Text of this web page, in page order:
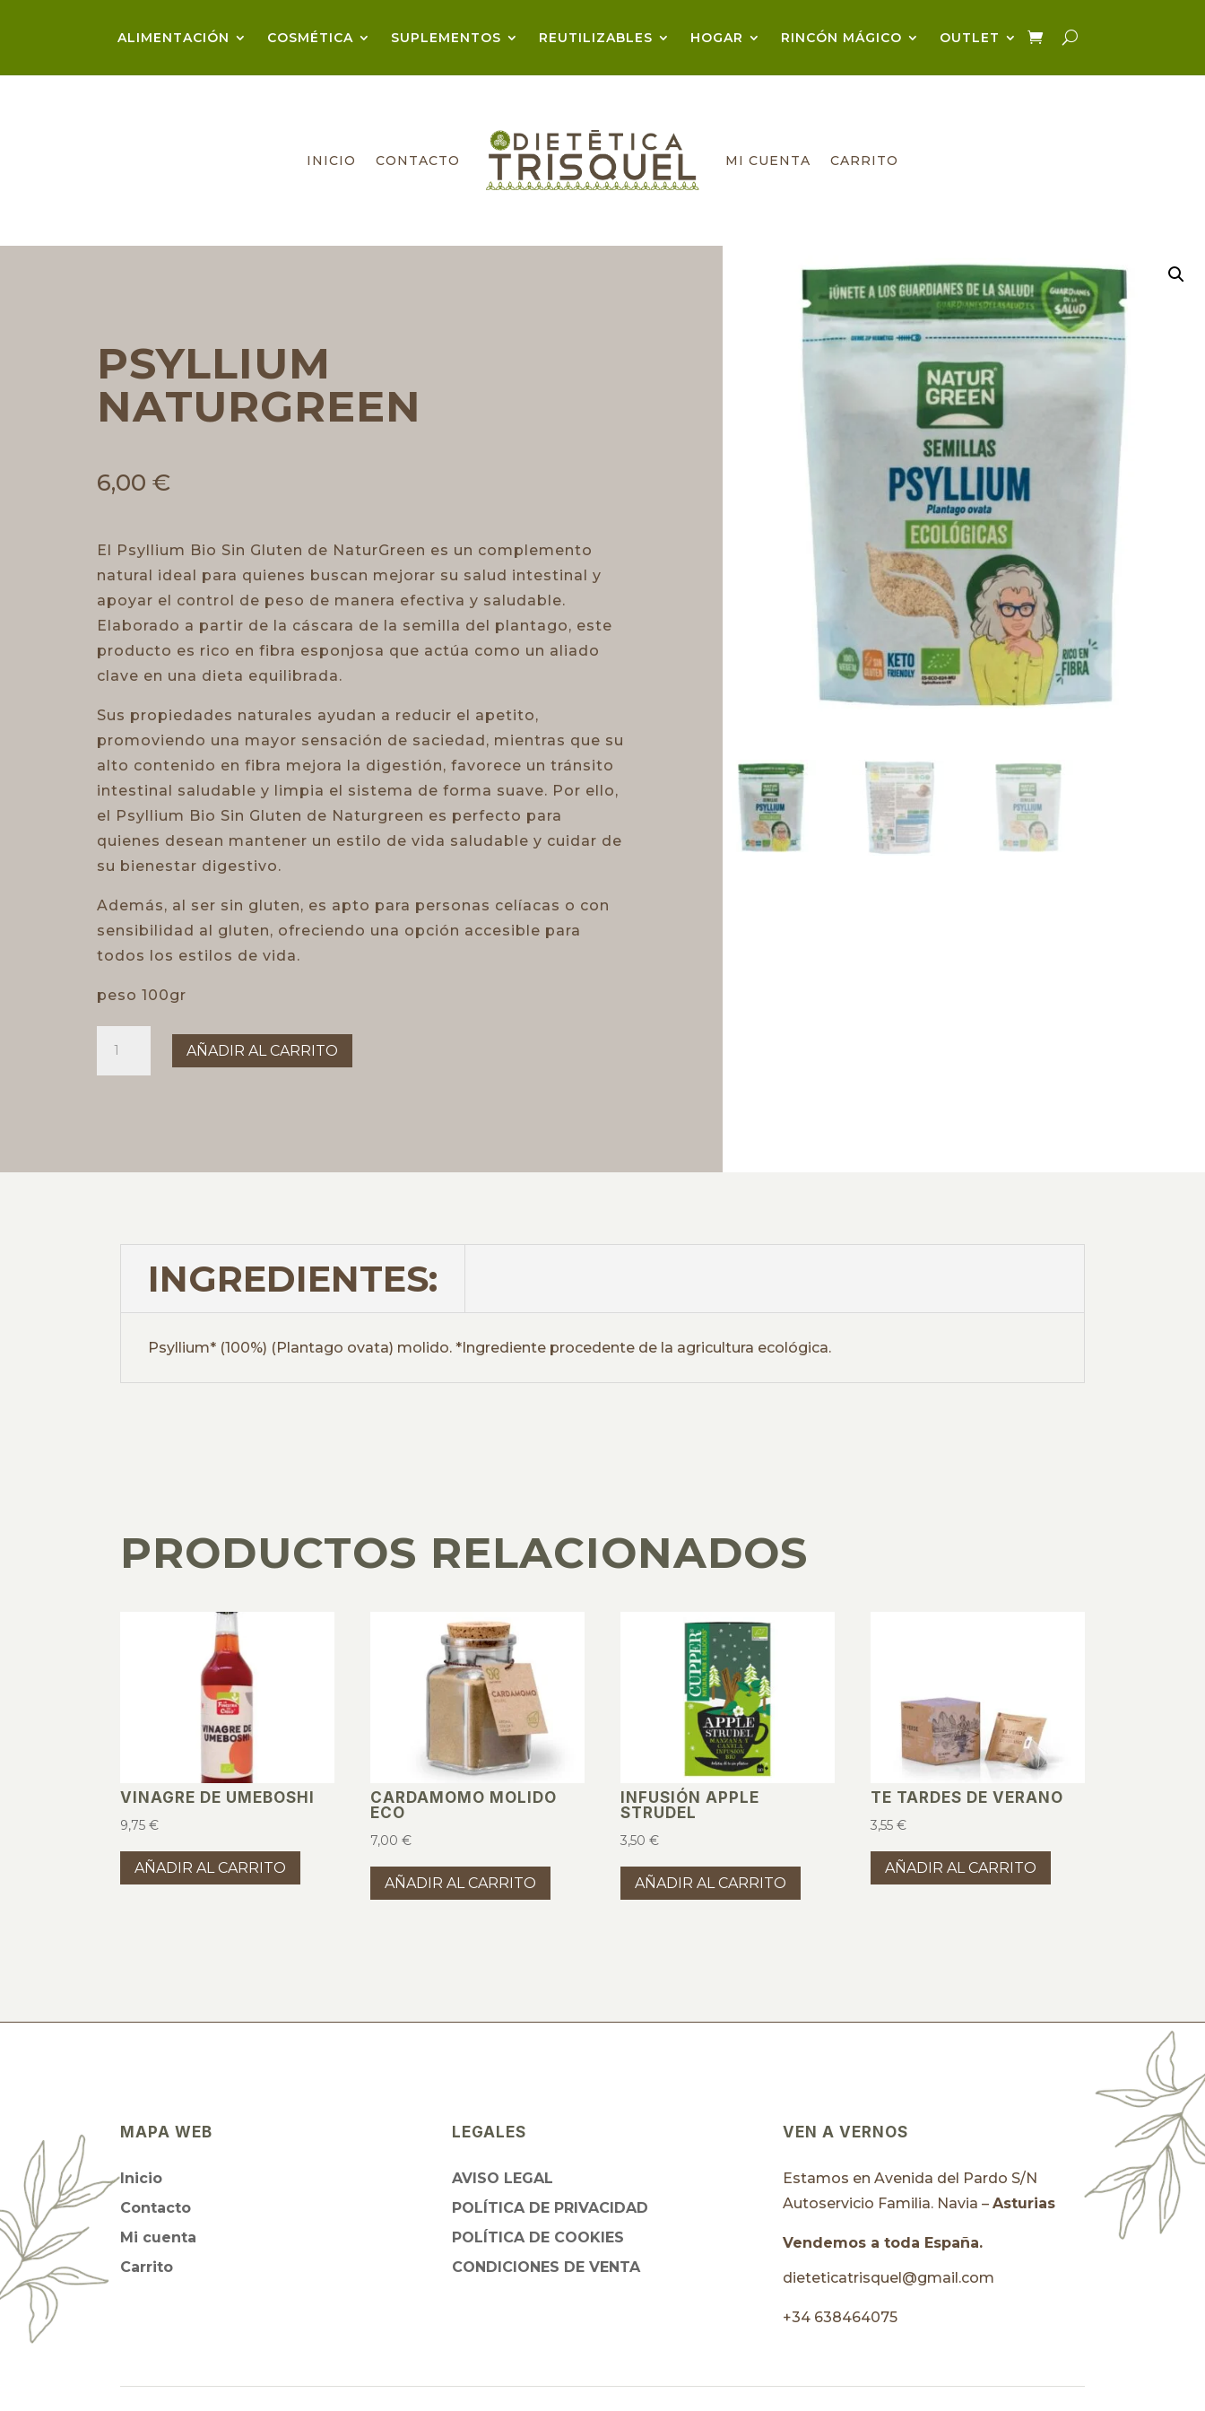
ALIMENTACIÓN COSMÉTICA SUPLEMENTOS REUTILIZABLES HOGAR RINCÓN MÁGICO OUTLET
INICIO CONTACTO MI CUENTA CARRITO
PSYLLIUM
NATURGREEN
6,00 €
El Psyllium Bio Sin Gluten de NaturGreen es un complemento
natural ideal para quienes buscan mejorar su salud intestinal y
apoyar el control de peso de manera efectiva y saludable.
Elaborado a partir de la cáscara de la semilla del plantago, este
producto es rico en fibra esponjosa que actúa como un aliado
clave en una dieta equilibrada.
Sus propiedades naturales ayudan a reducir el apetito,
promoviendo una mayor sensación de saciedad, mientras que su
alto contenido en fibra mejora la digestión, favorece un tránsito
intestinal saludable y limpia el sistema de forma suave. Por ello,
el Psyllium Bio Sin Gluten de Naturgreen es perfecto para
quienes desean mantener un estilo de vida saludable y cuidar de
su bienestar digestivo.
Además, al ser sin gluten, es apto para personas celíacas o con
sensibilidad al gluten, ofreciendo una opción accesible para
todos los estilos de vida.
peso 100gr
naturgreen
cantidad
AÑADIR AL CARRITO
INGREDIENTES:
Psyllium* (100%) (Plantago ovata) molido. *Ingrediente procedente de la agricultura ecológica.
PRODUCTOS RELACIONADOS
VINAGRE DE UMEBOSHI
9,75€
AÑADIR AL CARRITO
CARDAMOMO MOLIDO
ECO
7,00€
AÑADIR AL CARRITO
INFUSIÓN APPLE
STRUDEL
3,50€
AÑADIR AL CARRITO
TE TARDES DE VERANO
3,55€
AÑADIR AL CARRITO
MAPA WEB
Inicio
Contacto
Mi cuenta
Carrito
LEGALES
AVISO LEGAL
POLÍTICA DE PRIVACIDAD
POLÍTICA DE COOKIES
CONDICIONES DE VENTA
VEN A VERNOS
Estamos en Avenida del Pardo S/N
Autoservicio Familia. Navia – Asturias
Vendemos a toda España.
dieteticatrisquel@gmail.com
+34 638464075